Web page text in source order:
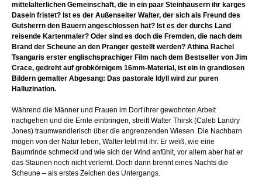
mittelalterlichen Gemeinschaft, die in ein paar Steinhäusern ihr karges
Dasein fristet? Ist es der Außenseiter Walter, der sich als Freund des
Gutsherrn den Bauern angeschlossen hat? Ist es der durchs Land
reisende Kartenmaler? Oder sind es doch die Fremden, die nach dem
Brand der Scheune an den Pranger gestellt werden? Athina Rachel
Tsangaris erster englischsprachiger Film nach dem Bestseller von Jim
Crace, gedreht auf grobkörnigem 16mm-Material, ist ein in grandiosen
Bildern gemalter Abgesang: Das pastorale Idyll wird zur puren
Halluzination.
Während die Männer und Frauen im Dorf ihrer gewohnten Arbeit
nachgehen und die Ernte einbringen, streift Walter Thirsk (Caleb Landry
Jones) traumwandlerisch über die angrenzenden Wiesen. Die Nachbarn
mögen von der Natur leben, Walter lebt mit ihr. Er weiß, wie eine
Baumrinde schmeckt und wie sich der Wind anfühlt, vor allem aber hat er
das Staunen noch nicht verlernt. Doch dann brennt eines Nachts die
Scheune – als erstes Zeichen des Untergangs.